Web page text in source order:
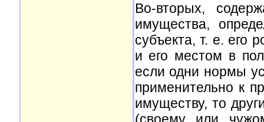
Во-вторых,
имущества,
субъекта, т. е. его
и его местом в
если одни нормы
применительно к
имуществу, то